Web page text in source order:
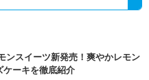
ンスイーツ新発売！爽やかレモン
ケーキを徹底紹介